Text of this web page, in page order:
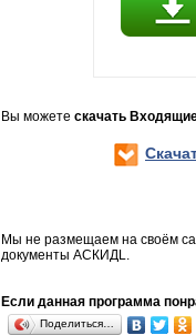
Вы можете скачать
Мы не размещаем на своём
документы АСКИДL.
Если данная программа
Поделиться…